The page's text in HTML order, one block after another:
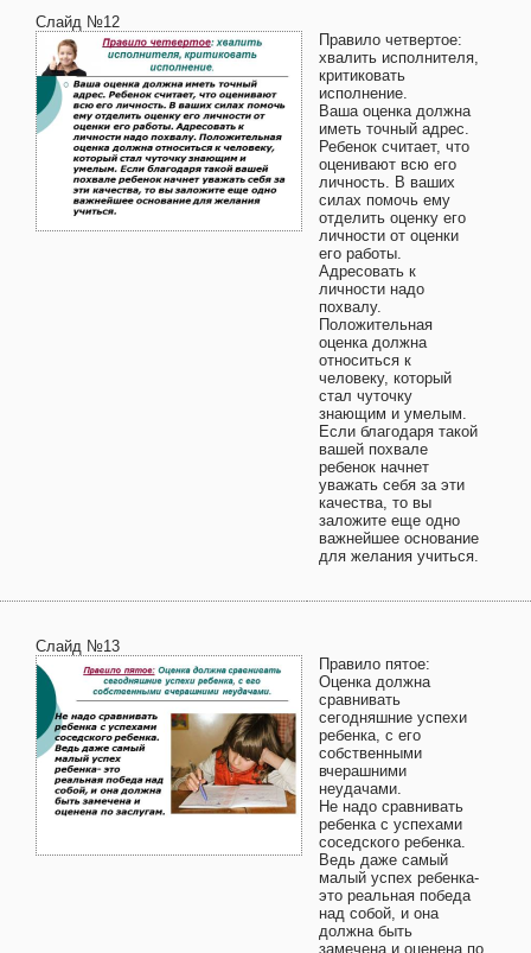
Слайд №12
Правило четвертое:
хвалить исполнителя,
критиковать
исполнение.
Ваша оценка должна
иметь точный адрес.
Ребенок считает, что
оценивают всю его
личность. В ваших
силах помочь ему
отделить оценку его
личности от оценки
его работы.
Адресовать к
личности надо
похвалу.
Положительная
оценка должна
относиться к
человеку, который
стал чуточку
знающим и умелым.
Если благодаря такой
вашей похвале
ребенок начнет
уважать себя за эти
качества, то вы
заложите еще одно
важнейшее основание
для желания учиться.
Слайд №13
Правило пятое:
Оценка должна
сравнивать
сегодняшние успехи
ребенка, с его
собственными
вчерашними
неудачами.
Не надо сравнивать
ребенка с успехами
соседского ребенка.
Ведь даже самый
малый успех ребенка-
это реальная победа
над собой, и она
должна быть
замечена и оценена по